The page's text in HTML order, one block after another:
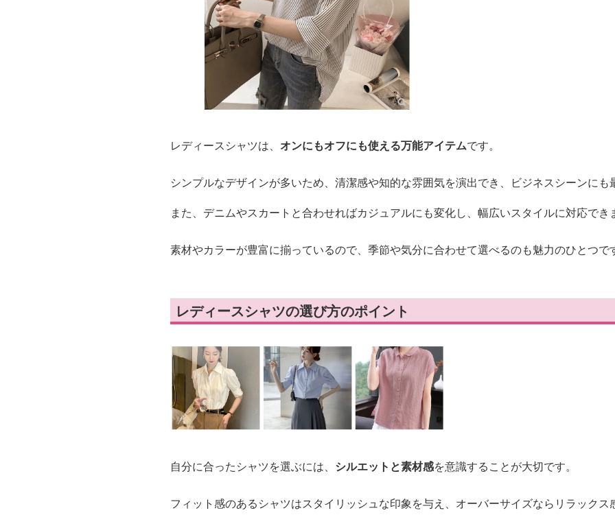
レディースシャツは、 オンにもオフにも使える万能アイテムです。
シンプルなデザインが多いため、清潔感や知的な雰囲気を演出でき、ビジネスシーンにも
また、デニムやスカートと合わせればカジュアルにも変化し、幅広いスタイルに対応でき
素材やカラーが豊富に揃っているので、季節や気分に合わせて選べるのも魅力のひとつで
レディースシャツの選び方のポイント
自分に合ったシャツを選ぶには、 シルエットと素材感を意識することが大切です。
フィット感のあるシャツはスタイリッシュな印象を与え、オーバーサイズならリラックス